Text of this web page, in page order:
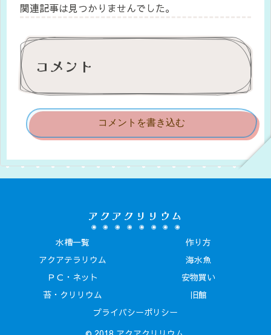
関連記事は見つかりませんでした。
コメント
コメントを書き込む
アクアクリリウム
水槽一覧
作り方
アクアテラリウム
海水魚
ＰＣ・ネット
安物買い
苔・クリリウム
旧館
プライバシーポリシー